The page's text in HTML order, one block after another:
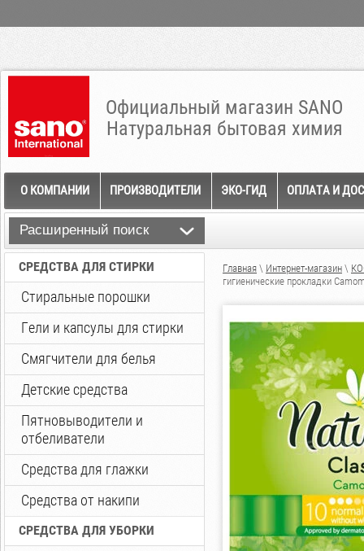
Официальный магазин SANO
Натуральная бытовая химия
О КОМПАНИИ ПРОИЗВОДИТЕЛИ ЭКО-ГИД ОПЛАТА И
Расширенный поиск
СРЕДСТВА ДЛЯ СТИРКИ
Стиральные порошки
Гели и капсулы для стирки
Смягчители для белья
Детские средства
Пятновыводители и
отбеливатели
Средства для глажки
Средства от накипи
СРЕДСТВА ДЛЯ УБОРКИ
Главная \ Интернет-магазин \
гигиенические прокладки